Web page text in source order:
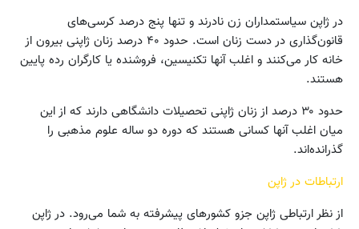
در ژاپن سیاستمداران زن نادرند و تنها پنج درصد کرسی‌های
قانون‌گذاری در دست زنان است. حدود ۴۰ درصد زنان ژاپنی بیرون از
خانه کار می‌کنند و اغلب آنها تکنیسین، فروشنده یا کارگران رده پایین
هستند.
حدود ۳۰ درصد از زنان ژاپنی تحصیلات دانشگاهی دارند که از این
میان اغلب آنها کسانی هستند که دوره دو ساله علوم مذهبی را
گذرانده‌اند.
ارتباطات در ژاپن
از نظر ارتباطی ژاپن جزو کشورهای پیشرفته به شما می‌رود. در ژاپن